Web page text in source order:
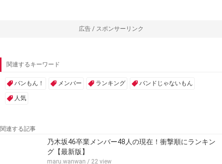
広告 / スポンサーリンク
関連するキーワード
バンもん！ メンバー ランキング バンドじゃないもん
人気
関連する記事
乃木坂46卒業メンバー48人の現在！衝撃順にランキン
グ【最新版】
maru.wanwan / 22 view